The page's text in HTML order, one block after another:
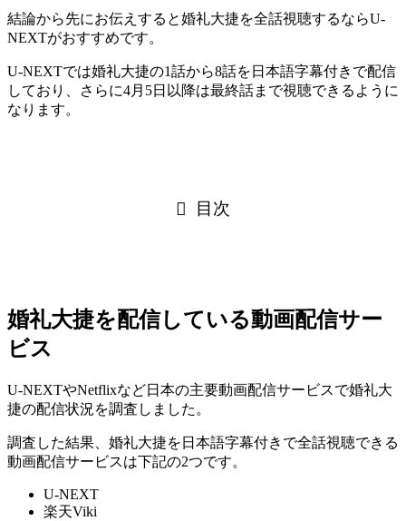
結論から先にお伝えすると婚礼大捷を全話視聴するならU-
NEXTがおすすめです。
U-NEXTでは婚礼大捷の1話から8話を日本語字幕付きで配信
しており、さらに4月5日以降は最終話まで視聴できるように
なります。
目次
婚礼大捷を配信している動画配信サー
ビス
U-NEXTやNetflixなど日本の主要動画配信サービスで婚礼大
捷の配信状況を調査しました。
調査した結果、婚礼大捷を日本語字幕付きで全話視聴できる
動画配信サービスは下記の2つです。
U-NEXT
楽天Viki